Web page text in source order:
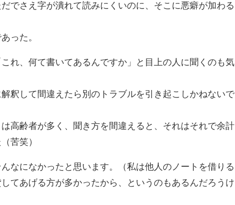
でさえ字が潰れて読みにくいのに、そこに悪癖が加わる
った。
れ、何て書いてあるんですか」と目上の人に聞くのも気
釈して間違えたら別のトラブルを引き起こしかねないで
高齢者が多く、聞き方を間違えると、それはそれで余計
苦笑）
なになかったと思います。（私は他人のノートを借りる
てあげる方が多かったから、というのもあるんだろうけ